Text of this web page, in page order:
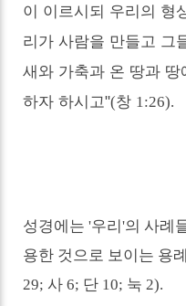
이 이르시되 우리의 형
리가 사람을 만들고 그
새와 가축과 온 땅과
하자 하시고"(창 1:26).
성경에는'우리'의 사례
용한 것으로 보이는 용
29;사6; 단 10; 눅2).